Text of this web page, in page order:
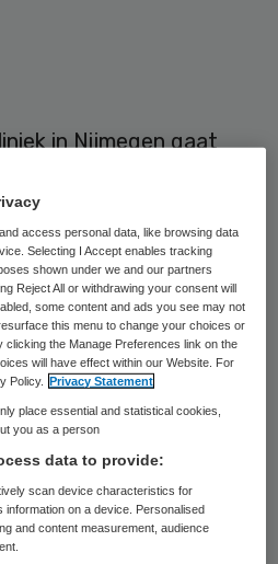
in Nijmegen gaat
eenvoudiger,
worden, met
op menselijke
voor patiënten en
de
opgericht door
als doel om de risico’s
zo laat de kliniek
access personal data, like browsing data
Selecting I Accept enables tracking
shown under we and our partners
Reject All or withdrawing your consent will
some content and ads you see may not
this menu to change your choices or
clicking the Manage Preferences link on the
will have effect within our Website. For
Policy.
Privacy Statement
place essential and statistical cookies,
you as a person
data to provide:
scan device characteristics for
on a device. Personalised
and content measurement, audience